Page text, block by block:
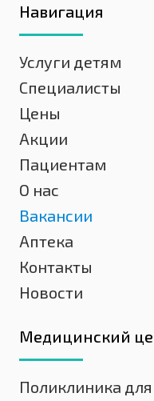
Навигация
Услуги детям
Специалисты
Цены
Акции
Пациентам
О нас
Вакансии
Аптека
Контакты
Новости
Медицинский
Поликлиника